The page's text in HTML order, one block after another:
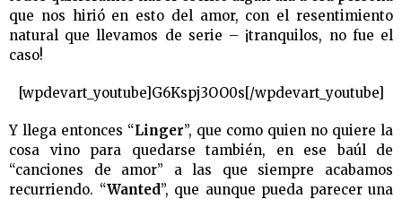
que nos hirió en esto del amor, con el resentimiento
natural que llevamos de serie – ¡tranquilos, no fue el
caso!
[wpdevart_youtube]G6Kspj3OO0s[/wpdevart_youtube]
Y llega entonces “Linger”, que como quien no quiere la
cosa vino para quedarse también, en ese baúl de
“canciones de amor” a las que siempre acabamos
recurriendo. “Wanted”, que aunque pueda parecer una